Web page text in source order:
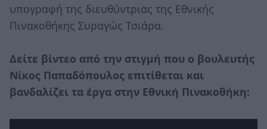
υπογραφή της διευθύντριας της Εθνικής
Πινακοθήκης Συραγώς Τσιάρα.
Δείτε βίντεο από την στιγμή που ο βουλευτής
Νίκος Παπαδόπουλος επιτίθεται και
βανδαλίζει τα έργα στην Εθνική Πινακοθήκη: